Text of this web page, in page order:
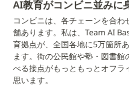
AI教育がコンビニ並みに
コンビニは、各チェーンを合
舗あります。私は、Team AI
育拠点が、全国各地に5万箇所
ます。街の公民館や塾・図書館
べる接点がもっともっとオフラ
思います。